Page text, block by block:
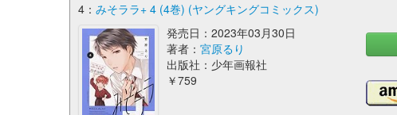
4： みそララ+ 4 (4巻) (ヤングキングコミックス)
発売日：2023年03月30日
著者：宮原るり
出版社：少年画報社
￥759